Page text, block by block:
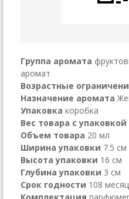
Группа аромата
аромат
Возрастные
Назначение аромата
Упаковка коробка
Вес товара с упаковкой
Объем товара 20 мл
Ширина упаковки 7.5 см
Высота упаковки 16 см
Глубина упаковки 3 см
Срок годности 108
Комплектация